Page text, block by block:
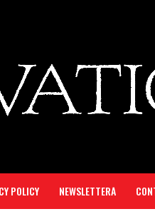
POLICY NEWSLETTERA